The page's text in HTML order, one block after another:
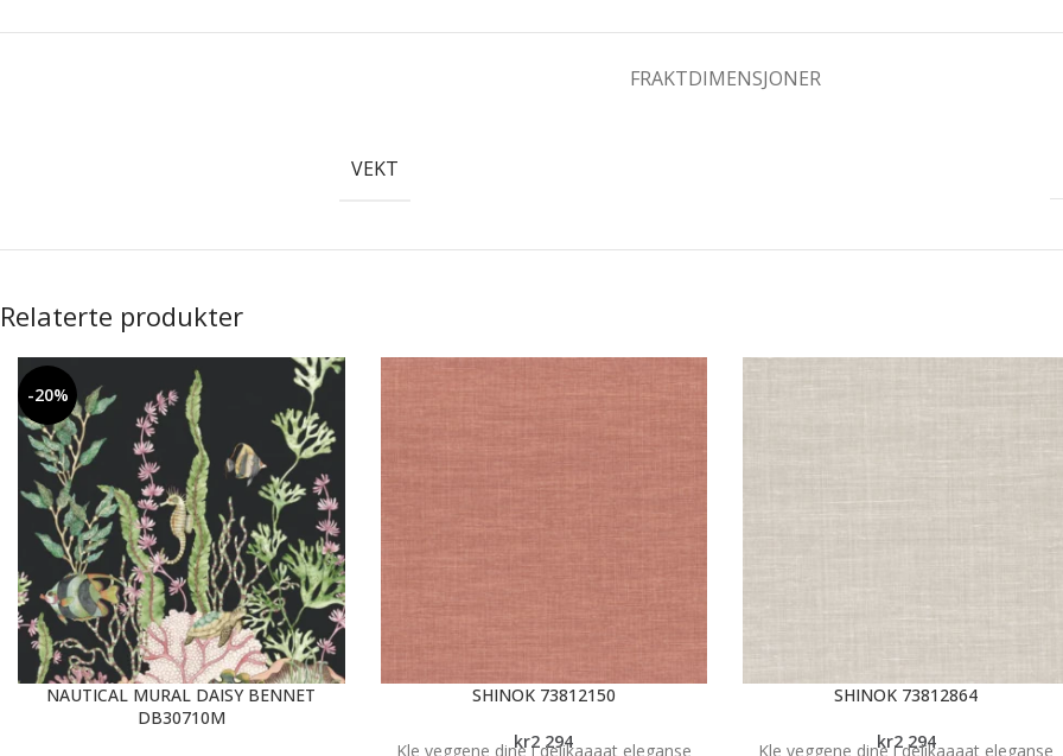
FRAKTDIMENSJONER
VEKT
Relaterte produkter
-20%
NAUTICAL MURAL DAISY BENNET
DB30710M
SHINOK 73812150
kr2 294
Kle veggene dine i delikaaaat eleganse
SHINOK 73812864
kr2 294
Kle veggene dine i delikaaaat eleganse